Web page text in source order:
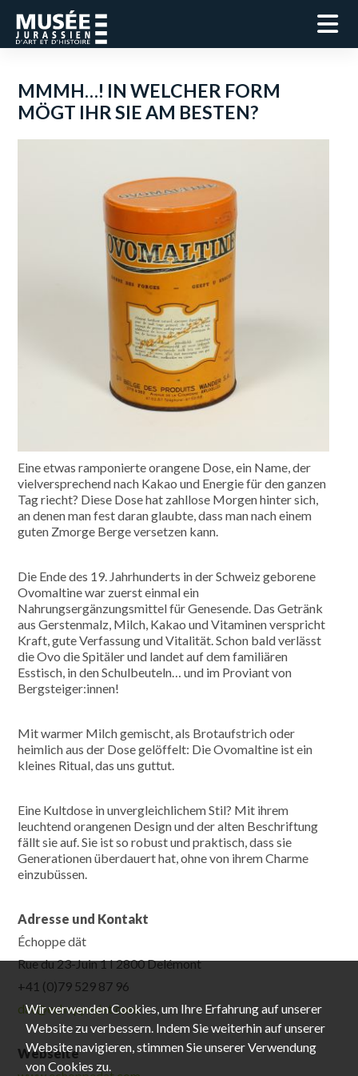
MMMH…! IN WELCHER FORM
MÖGT IHR SIE AM BESTEN?
Eine etwas ramponierte orangene Dose, ein Name, der
vielversprechend nach Kakao und Energie für den ganzen
Tag riecht? Diese Dose hat zahllose Morgen hinter sich,
an denen man fest daran glaubte, dass man nach einem
guten Zmorge Berge versetzen kann.
Die Ende des 19. Jahrhunderts in der Schweiz geborene
Ovomaltine war zuerst einmal ein
Nahrungsergänzungsmittel für Genesende. Das Getränk
aus Gerstenmalz, Milch, Kakao und Vitaminen verspricht
Kraft, gute Verfassung und Vitalität. Schon bald verlässt
die Ovo die Spitäler und landet auf dem familiären
Esstisch, in den Schulbeuteln… und im Proviant von
Bergsteiger:innen!
Mit warmer Milch gemischt, als Brotaufstrich oder
heimlich aus der Dose gelöffelt: Die Ovomaltine ist ein
kleines Ritual, das uns guttut.
Eine Kultdose in unvergleichlichem Stil? Mit ihrem
leuchtend orangenen Design und der alten Beschriftung
fällt sie auf. Sie ist so robust und praktisch, dass sie
Generationen überdauert hat, ohne von ihrem Charme
einzubüssen.
Adresse und Kontakt
Échoppe dät
Rue du 23-Juin 1 I 2800 Delémont
+41 (0)79 529 87 96
dat@echoppedat.com
Webseite
Wir verwenden Cookies, um Ihre Erfahrung auf unserer
Website zu verbessern. Indem Sie weiterhin auf unserer
Website navigieren, stimmen Sie unserer Verwendung
von Cookies zu.